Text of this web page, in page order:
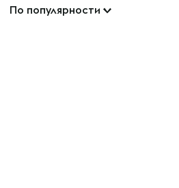
По популярности